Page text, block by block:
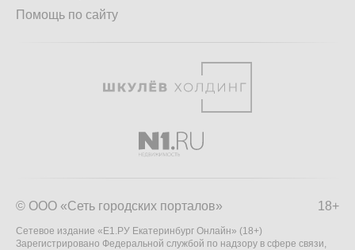
Помощь по сайту
18+
© ООО «Сеть городских порталов»
Сетевое издание «Е1.РУ Екатеринбург Онлайн» (18+)
Зарегистрировано Федеральной службой по надзору в сфере связи,